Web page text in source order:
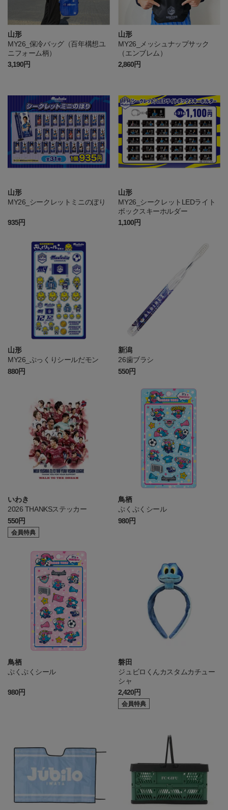
山形
MY26_保冷バッグ（百年構想ユ
ニフォーム柄）
3,190円
山形
MY26_メッシュナップサック
（エンブレム）
2,860円
山形
MY26_シークレットミニのぼり
935円
山形
MY26_シークレットLEDライト
ボックスキーホルダー
1,100円
山形
MY26_ぷっくりシールだモン
880円
新潟
26歯ブラシ
550円
いわき
2026 THANKSステッカー
550円
会員特典
鳥栖
ぷくぷくシール
980円
鳥栖
ぷくぷくシール
980円
磐田
ジュビロくんカスタムカチュー
シャ
2,420円
会員特典